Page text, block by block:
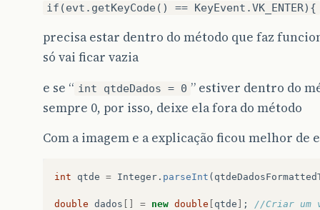
if(evt.getKeyCode() == KeyEvent.VK_ENTER){
precisa estar dentro do método que faz
só vai ficar vazia
e se “ int qtdeDados = 0 ” estiver dentro do
sempre 0, por isso, deixe ela fora do método
Com a imagem e a explicação ficou melhor
int qtde = Integer . parseInt (
double dados [] = new double [ qtde ] ; //Criar um